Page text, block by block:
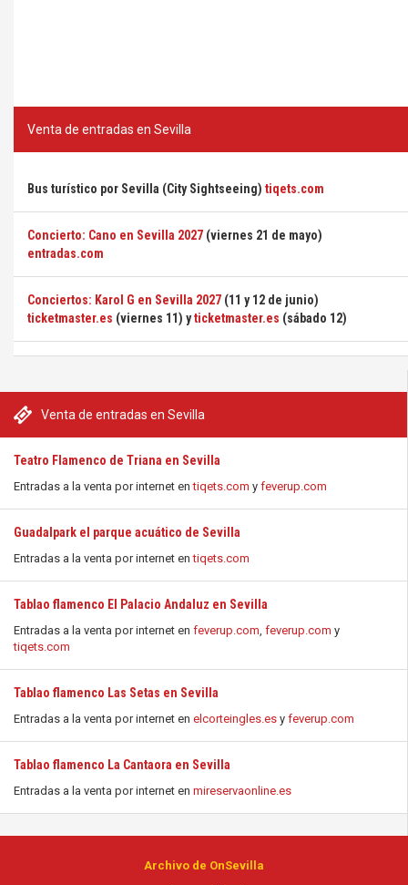
Venta de entradas en Sevilla
Teatro Flamenco de Triana en Sevilla
Entradas a la venta por internet entiqets.com y feverup.com
Guadalpark el parque acuático de Sevilla
Entradas a la venta por internet entiqets.com
Tablao flamenco El Palacio Andaluz en Sevilla
Entradas a la venta por internet en feverup.com, feverup.com y
tiqets.com
Tablao flamenco Las Setas en Sevilla
Entradas a la venta por internet en elcorteingles.es y feverup.com
Tablao flamenco La Cantaora en Sevilla
Entradas a la venta por internet en mireservaonline.es
Venta de entradas en Sevilla
Bus turístico por Sevilla (City Sightseeing) tiqets.com
Concierto: Cano en Sevilla 2027 (viernes 21 de mayo)
entradas.com
Conciertos: Karol G en Sevilla 2027 (11 y 12 de junio)
ticketmaster.es (viernes 11) yticketmaster.es (sábado 12)
Archivo de OnSevilla